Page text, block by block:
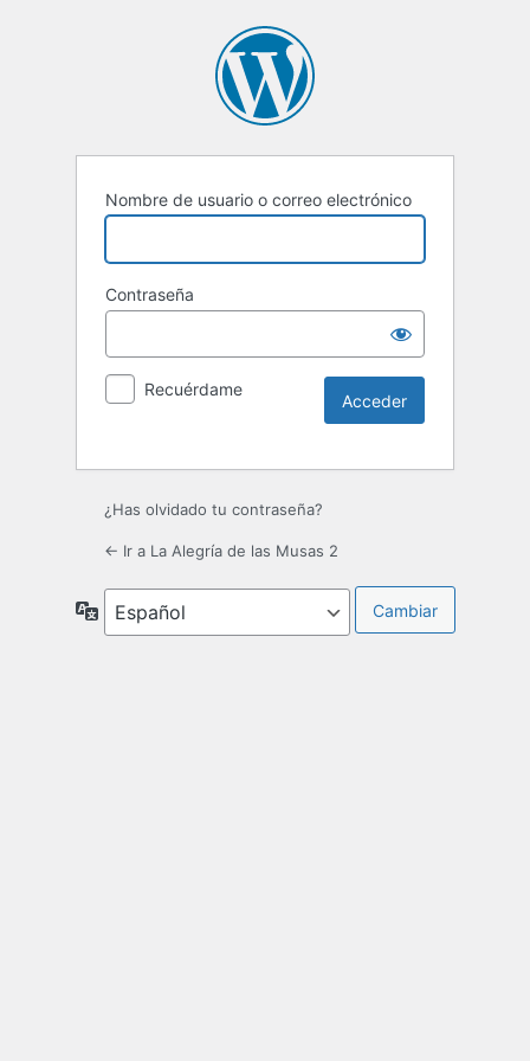
Nombre de usuario o correo electrónico
Contraseña
Recuérdame
¿Has olvidado tu contraseña?
← Ir a La Alegría de las Musas 2
Idioma